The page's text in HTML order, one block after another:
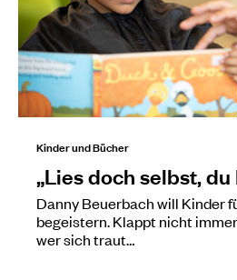
Kinder und Bücher
„Lies doch selbst, du
Danny Beuerbach will Kinder
begeistern. Klappt nicht
wer sich traut…